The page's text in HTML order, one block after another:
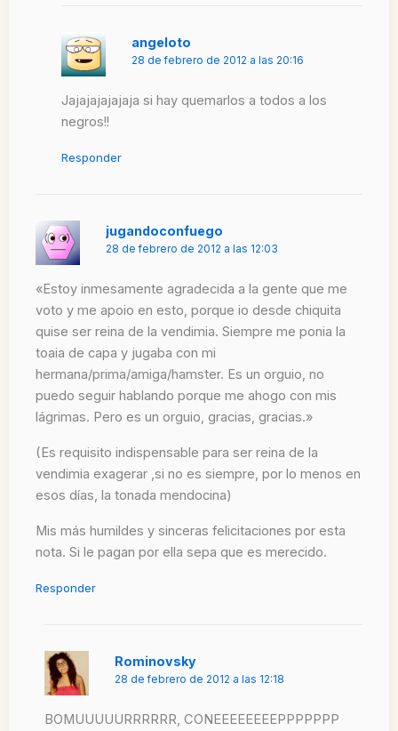
angeloto
28 de febrero de 2012 a las 20:16
Jajajajajajaja si hay quemarlos a todos a los
negros!!
Responder
jugandoconfuego
28 de febrero de 2012 a las 12:03
«Estoy inmesamente agradecida a la gente que me
voto y me apoio en esto, porque io desde chiquita
quise ser reina de la vendimia. Siempre me ponia la
toaia de capa y jugaba con mi
hermana/prima/amiga/hamster. Es un orguio, no
puedo seguir hablando porque me ahogo con mis
lágrimas. Pero es un orguio, gracias, gracias.»
(Es requisito indispensable para ser reina de la
vendimia exagerar ,si no es siempre, por lo menos en
esos días, la tonada mendocina)
Mis más humildes y sinceras felicitaciones por esta
nota. Si le pagan por ella sepa que es merecido.
Responder
Rominovsky
28 de febrero de 2012 a las 12:18
BOMUUUUURRRRRR, CONEEEEEEEEPPPPPPP